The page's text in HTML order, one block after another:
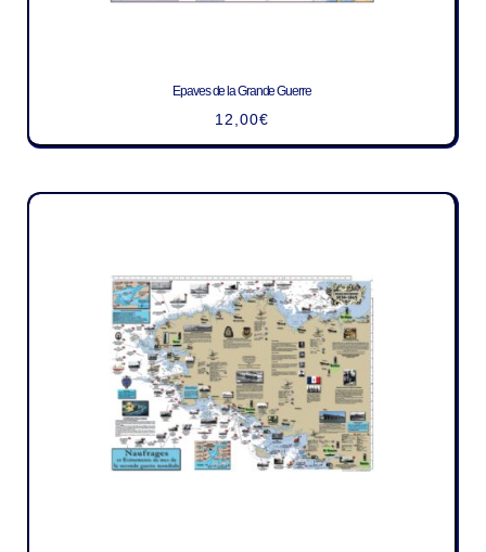
Epaves de la Grande Guerre
12,00€